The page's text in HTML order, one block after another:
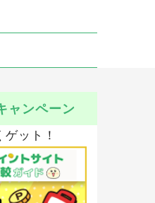
ャンペーン
ット！